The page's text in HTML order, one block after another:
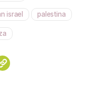
israel palestina